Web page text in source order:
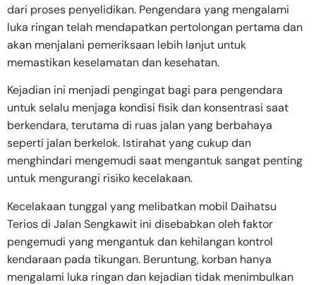
dari proses penyelidikan. Pengendara yang mengalami
luka ringan telah mendapatkan pertolongan pertama dan
akan menjalani pemeriksaan lebih lanjut untuk
memastikan keselamatan dan kesehatan.
Kejadian ini menjadi pengingat bagi para pengendara
untuk selalu menjaga kondisi fisik dan konsentrasi saat
berkendara, terutama di ruas jalan yang berbahaya
seperti jalan berkelok. Istirahat yang cukup dan
menghindari mengemudi saat mengantuk sangat penting
untuk mengurangi risiko kecelakaan.
Kecelakaan tunggal yang melibatkan mobil Daihatsu
Terios di Jalan Sengkawit ini disebabkan oleh faktor
pengemudi yang mengantuk dan kehilangan kontrol
kendaraan pada tikungan. Beruntung, korban hanya
mengalami luka ringan dan kejadian tidak menimbulkan